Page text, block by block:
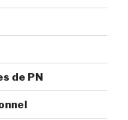
de PN